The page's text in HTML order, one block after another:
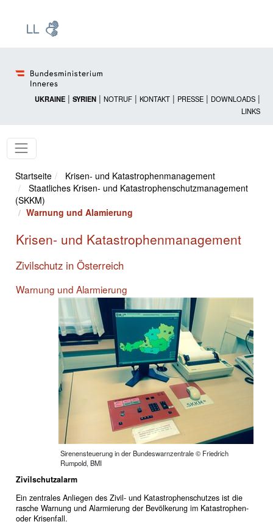
UKRAINE | SYRIEN | NOTRUF | KONTAKT | PRESSE | DOWNLOADS |
LINKS
Startseite
Krisen- und Katastrophenmanagement
Staatliches Krisen- und Katastrophenschutzmanagement
(SKKM)
Warnung und Alamierung
Krisen- und Katastrophenmanagement
Zivilschutz in Österreich
Warnung und Alarmierung
Sirenensteuerung in der Bundeswarnzentrale © Friedrich
Rumpold, BMI
Zivilschutzalarm
Ein zentrales Anliegen des Zivil- und Katastrophenschutzes ist die
rasche Warnung und Alarmierung der Bevölkerung im Katastrophen-
oder Krisenfall.